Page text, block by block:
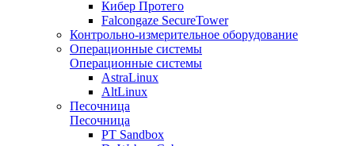
Кибер Протего
Falcongaze SecureTower
Контрольно-измерительное оборудование
Операционные системы
Операционные системы
AstraLinux
AltLinux
Песочница
Песочница
PT Sandbox